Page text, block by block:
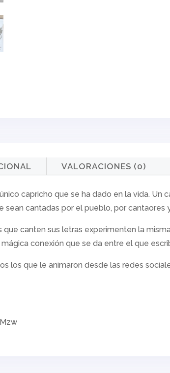
VALORACIONES (0)
capricho que se ha dado en la vida. Un
cantadas por el pueblo, por cantaores
canten sus letras experimenten la
conexión que se da entre el que
los que le animaron desde las redes